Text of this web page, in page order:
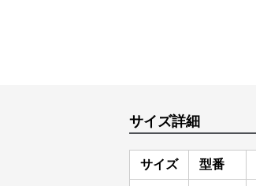
サイズ詳細
サイズ 型番